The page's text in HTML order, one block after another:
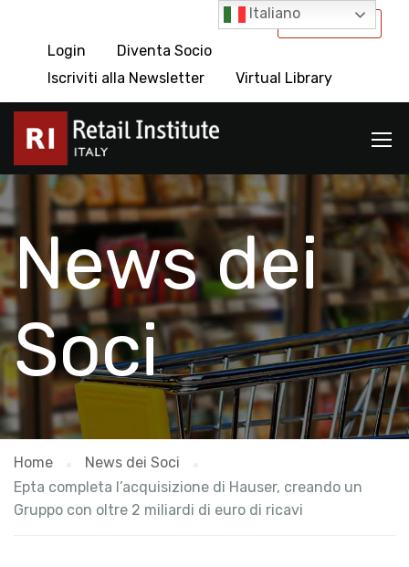
International
Login
Diventa Socio
Iscriviti alla Newsletter
Virtual Library
News dei
Soci
Home
News dei Soci
Epta completa l’acquisizione di Hauser, creando un
Gruppo con oltre 2 miliardi di euro di ricavi
Italiano